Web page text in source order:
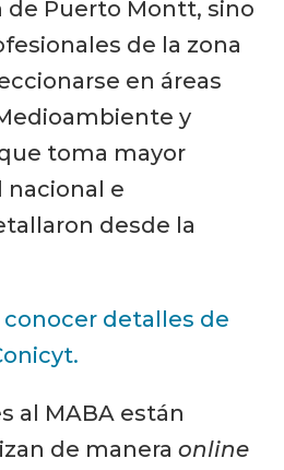
de Puerto Montt, sino
de la zona
en áreas
y
toma mayor
nacional e
desde la
detalles de
al MABA están
de manera online